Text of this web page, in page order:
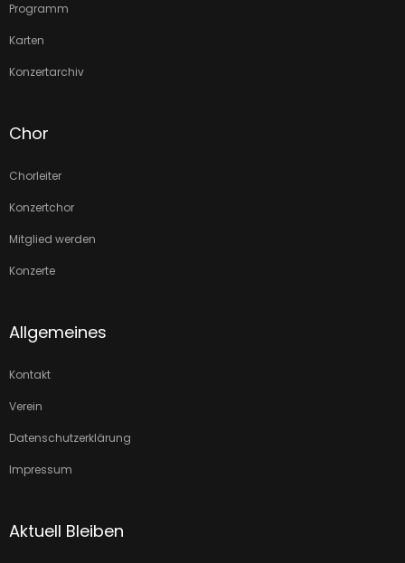
Programm
Karten
Konzertarchiv
Chor
Chorleiter
Konzertchor
Mitglied werden
Konzerte
Allgemeines
Kontakt
Verein
Datenschutzerklärung
Impressum
Aktuell Bleiben